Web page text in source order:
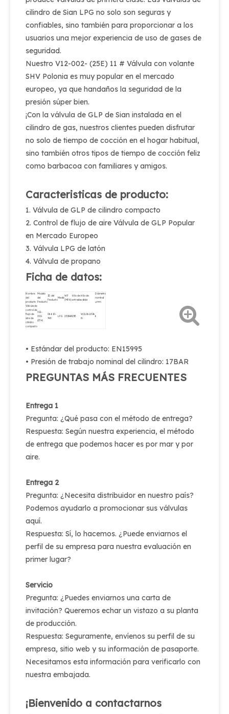
cilindro de Sian LPG no solo son seguras y
confiables, sino también para proporcionar a los
usuarios una mejor experiencia de uso de gases de
seguridad.
Nuestro V12-002- (25E) 11 # Válvula con volante
SHV Polonia es muy popular en el mercado
europeo, ya que handaños la seguridad de la
presión súper bien.
¡Con la válvula de GLP de Sian instalada en el
cilindro de gas, nuestros clientes pueden disfrutar
no solo de tiempo de cocción en el hogar habitual,
sino también otros tipos de tiempo de cocción feliz
como barbacoa con familiares y amigos.
Caracteristicas de producto:
1. Válvula de GLP de cilindro compacto
2. Control de flujo de aire Válvula de GLP Popular
en Mercado Europeo
3. Válvula LPG de latón
4. Válvula de propano
Ficha de datos:
Nombre
del
producto
Modelo
del
Producto
ID del
Producto
Medio
WP
(MPA)
Hilo de
entrada
Hilo de
salida
Diámetro
nominal
φmm
Válvula de
control de
flujo de
aire de
cilindro
compacto
V12-
002-
(25e)
06-610-
748
LPG 25BAR25E
W21.8x1.814-
lh
6
• Estándar del producto: EN15995
• Presión de trabajo nominal del cilindro: 17BAR
PREGUNTAS MÁS FRECUENTES
Entrega 1
Pregunta: ¿Qué pasa con el método de entrega?
Respuesta: Según nuestra experiencia, el método
de entrega que podemos hacer es por mar y por
aire.
Entrega 2
Pregunta: ¿Necesita distribuidor en nuestro país?
Podemos ayudarlo a promocionar sus válvulas
aquí.
Respuesta: Sí, lo hacemos. ¿Puede enviarnos el
perfil de su empresa para nuestra evaluación en
primer lugar?
Servicio
Pregunta: ¿Puedes enviarnos una carta de
invitación? Queremos echar un vistazo a su planta
de producción.
Respuesta: Seguramente, envíenos su perfil de su
empresa, sitio web y su información de pasaporte.
Necesitamos esta información para verificarlo con
nuestra embajada.
¡Bienvenido a contactarnos